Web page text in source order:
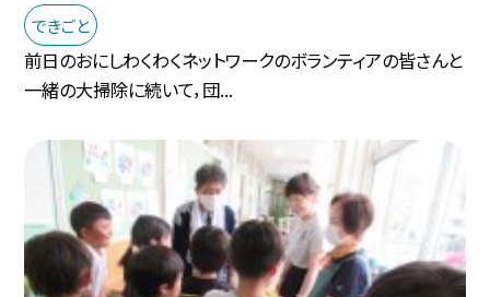
できごと
前日のおにしわくわくネットワークのボランティアの皆さんと
一緒の大掃除に続いて，団...